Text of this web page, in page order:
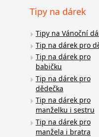
Tipy na dárek
Tipy na Vánoční
Tip na dárek pro
Tip na dárek pro
babičku
Tip na dárek pro
dědečka
Tip na dárek pro
manželku i sestru
Tip na dárek pro
manžela i bratra